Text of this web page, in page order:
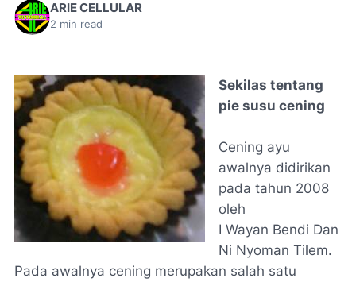
ARIE CELLULAR
2 min read
Sekilas tentang
pie susu cening
Cening ayu
awalnya didirikan
pada tahun 2008
oleh
I Wayan Bendi Dan
Ni Nyoman Tilem.
Pada awalnya cening merupakan salah satu